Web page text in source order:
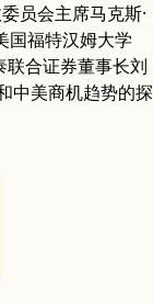
员会主席马克斯·
国福特汉姆大学
合证券董事长刘
中美商机趋势的探